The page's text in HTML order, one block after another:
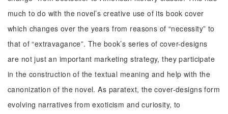
much to do with the novel’s creative use of its book cover
which changes over the years from reasons of “necessity” to
that of “extravagance”. The book’s series of cover-designs
are not just an important marketing strategy, they participate
in the construction of the textual meaning and help with the
canonization of the novel. As paratext, the cover-designs form
evolving narratives from exoticism and curiosity, to